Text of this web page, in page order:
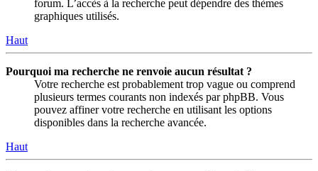
forum. L’accès à la recherche peut dépendre des thèmes
graphiques utilisés.
Haut
Pourquoi ma recherche ne renvoie aucun résultat ?
Votre recherche est probablement trop vague ou comprend
plusieurs termes courants non indexés par phpBB. Vous
pouvez affiner votre recherche en utilisant les options
disponibles dans la recherche avancée.
Haut